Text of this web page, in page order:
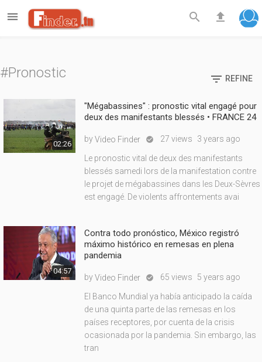
 search file_upload
#Pronostic  REFINE
02:26
"Mégabassines" : pronostic vital engagé pour
deux des manifestants blessés • FRANCE 24
byVideo Finder  27 views 3 years ago
Le pronostic vital de deux des manifestants
blessés samedi lors de la manifestation contre
le projet de mégabassines dans les Deux-Sèvres
est engagé. De violents affrontements avai
04:57
Contra todo pronóstico, México registró
máximo histórico en remesas en plena
pandemia
byVideo Finder  65 views 5 years ago
El Banco Mundial ya había anticipado la caída
de una quinta parte de las remesas en los
países receptores, por cuenta de la crisis
ocasionada por la pandemia. Sin embargo, las
tran